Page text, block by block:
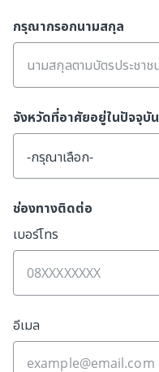
กรุณากรอกนามสกุล
จังหวัดที่อาศัยอยู่ในปัจจุบัน
-กรุณาเลือก-
ช่องทางติดต่อ
เบอร์โทร
อีเมล